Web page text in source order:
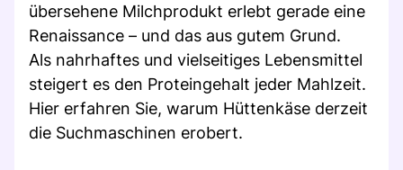
übersehene Milchprodukt erlebt gerade eine
Renaissance – und das aus gutem Grund.
Als nahrhaftes und vielseitiges Lebensmittel
steigert es den Proteingehalt jeder Mahlzeit.
Hier erfahren Sie, warum Hüttenkäse derzeit
die Suchmaschinen erobert.